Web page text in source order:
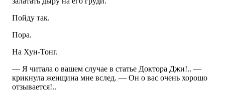
Пойду так.
Пора.
На Хун-Тонг.
— Я читала о вашем случае в статье Доктора Джи!.. —
крикнула женщина мне вслед. — Он о вас очень хорошо
отзывается!..